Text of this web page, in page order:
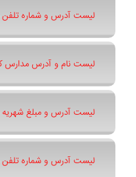
لیست آدرس و شماره
لیست نام و آدرس مدارس
لیست آدرس و مبلغ شهریه
لیست آدرس و شماره تلفن